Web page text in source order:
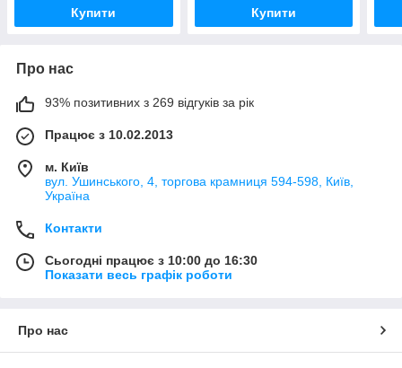
Купити Купити
Про нас
93% позитивних з 269 відгуків за рік
Працює з 10.02.2013
м. Київ
вул. Ушинського, 4, торгова крамниця 594-598, Київ,
Україна
Контакти
Сьогодні працює з 10:00 до 16:30
Показати весь графік роботи
Про нас